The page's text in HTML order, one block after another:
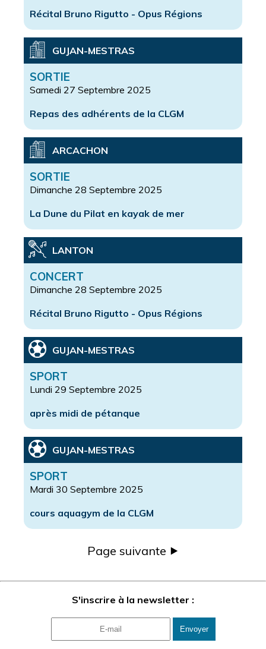
Récital Bruno Rigutto - Opus Régions
GUJAN-MESTRAS
SORTIE
Samedi 27 Septembre 2025
Repas des adhérents de la CLGM
ARCACHON
SORTIE
Dimanche 28 Septembre 2025
La Dune du Pilat en kayak de mer
LANTON
CONCERT
Dimanche 28 Septembre 2025
Récital Bruno Rigutto - Opus Régions
GUJAN-MESTRAS
SPORT
Lundi 29 Septembre 2025
après midi de pétanque
GUJAN-MESTRAS
SPORT
Mardi 30 Septembre 2025
cours aquagym de la CLGM
Page suivante ⯈
S'inscrire à la newsletter :